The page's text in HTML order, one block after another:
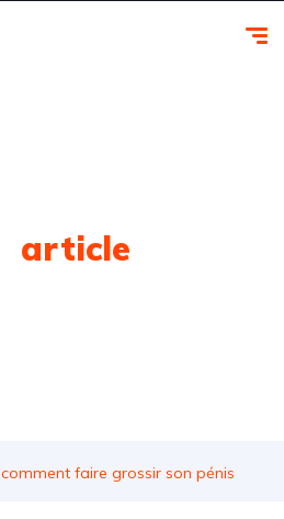
article
comment faire grossir son pénis